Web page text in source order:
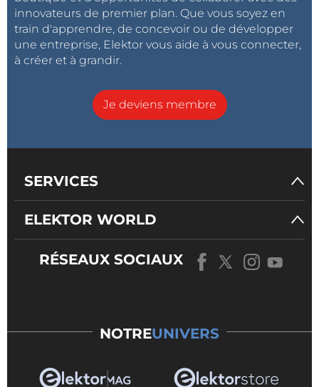
innovateurs de premier plan. Que vous soyez en
train d'apprendre, de concevoir ou de développer
une entreprise, Elektor vous aide à vous connecter,
à créer et à grandir.
Je deviens membre
SERVICES
ELEKTOR WORLD
RÉSEAUX SOCIAUX
NOTREUNIVERS